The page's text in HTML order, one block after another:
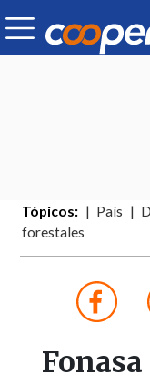
Tópicos: País
forestales